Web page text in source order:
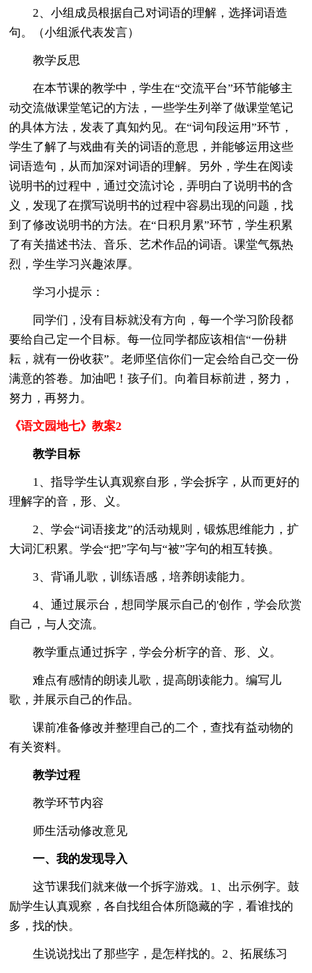
2、小组成员根据自己对词语的理解，选择词语造
句。（小组派代表发言）
教学反思
在本节课的教学中，学生在“交流平台”环节能够主
动交流做课堂笔记的方法，一些学生列举了做课堂笔记
的具体方法，发表了真知灼见。在“词句段运用”环节，
学生了解了与戏曲有关的词语的意思，并能够运用这些
词语造句，从而加深对词语的理解。另外，学生在阅读
说明书的过程中，通过交流讨论，弄明白了说明书的含
义，发现了在撰写说明书的过程中容易出现的问题，找
到了修改说明书的方法。在“日积月累”环节，学生积累
了有关描述书法、音乐、艺术作品的词语。课堂气氛热
烈，学生学习兴趣浓厚。
学习小提示：
同学们，没有目标就没有方向，每一个学习阶段都
要给自己定一个目标。每一位同学都应该相信“一份耕
耘，就有一份收获”。老师坚信你们一定会给自己交一份
满意的答卷。加油吧！孩子们。向着目标前进，努力，
努力，再努力。
《语文园地七》教案2
教学目标
1、指导学生认真观察自形，学会拆字，从而更好的
理解字的音，形、义。
2、学会“词语接龙”的活动规则，锻炼思维能力，扩
大词汇积累。学会“把”字句与“被”字句的相互转换。
3、背诵儿歌，训练语感，培养朗读能力。
4、通过展示台，想同学展示自己的'创作，学会欣赏
自己，与人交流。
教学重点通过拆字，学会分析字的音、形、义。
难点有感情的朗读儿歌，提高朗读能力。编写儿
歌，并展示自己的作品。
课前准备修改并整理自己的二个，查找有益动物的
有关资料。
教学过程
教学环节内容
师生活动修改意见
一、我的发现导入
这节课我们就来做一个拆字游戏。1、出示例字。鼓
励学生认真观察，各自找组合体所隐藏的字，看谁找的
多，找的快。
生说说找出了那些字，是怎样找的。2、拓展练习